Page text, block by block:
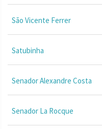
São Vicente Ferrer
Satubinha
Senador Alexandre Costa
Senador La Rocque